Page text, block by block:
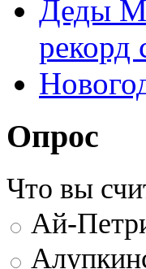
Деды
рекорд
Опрос
Что вы
Ай-